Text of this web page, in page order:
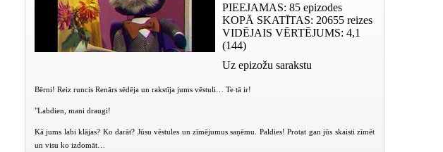
PIEEJAMAS: 85 epizodes
KOPĀ SKATĪTAS: 20655 reizes
VIDĒJAIS VĒRTĒJUMS: 4,1
(144)
Uz epizožu sarakstu
Bērni! Reiz runcis Renārs sēdēja un rakstīja jums vēstuli… Te tā ir!
"Labdien, mani draugi!
Kā jums labi klājas? Ko darāt? Jūsu vēstules un zīmējumus saņēmu. Paldies! Protat gan jūs skaisti zīmēt
un visu ko izdomāt…